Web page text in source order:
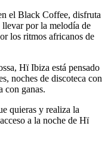
el Black Coffee, disfruta
por la melodía de
los ritmos africanos de
Hï Ibiza está pensado
noches de discoteca con
con ganas.
quieras y realiza la
a la noche de Hï